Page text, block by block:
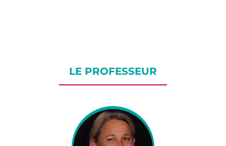
LE PROFESSEUR